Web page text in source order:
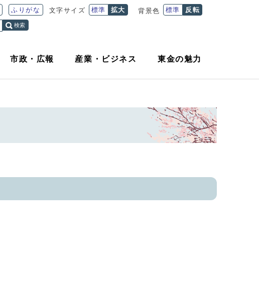
ふりがな 文字サイズ 標準 拡大 背景色 標準 反転
検索
市政 ・ 広報 産業 ・ ビジネス 東金の魅力